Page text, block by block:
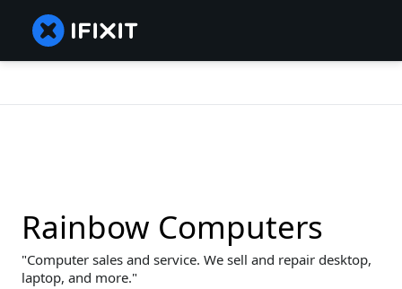
Rainbow Computers
Computer sales and service. We sell and repair desktop,
laptop, and more.